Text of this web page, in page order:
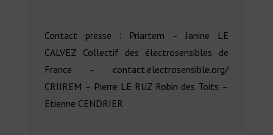
Contact presse : Priartem – Janine LE
CALVEZ Collectif des électrosensibles de
France – contact.electrosensible.org/
CRIIREM – Pierre LE RUZ Robin des Toits –
Etienne CENDRIER